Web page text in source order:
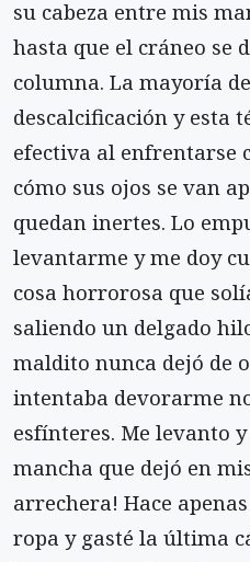
su cabeza entre mis
hasta que el cráneo se
columna. La mayoría
descalcificación y esta
efectiva al enfrentarse
cómo sus ojos se van
quedan inertes. Lo
levantarme y me doy
cosa horrorosa que
saliendo un delgado
maldito nunca dejó de
intentaba devorarme
esfínteres. Me levanto
mancha que dejó en
arrechera! Hace
ropa y gasté la última